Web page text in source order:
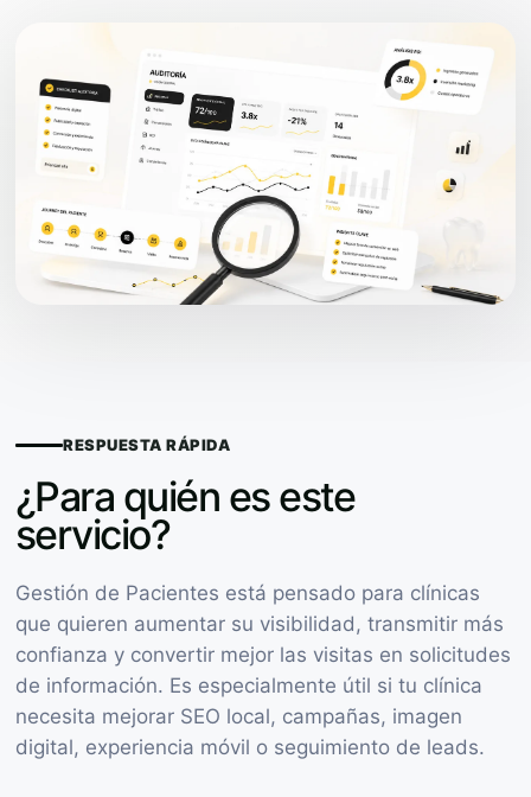
RESPUESTA RÁPIDA
¿Para quién es este
servicio?
Gestión de Pacientes está pensado para clínicas
que quieren aumentar su visibilidad, transmitir más
confianza y convertir mejor las visitas en solicitudes
de información. Es especialmente útil si tu clínica
necesita mejorar SEO local, campañas, imagen
digital, experiencia móvil o seguimiento de leads.